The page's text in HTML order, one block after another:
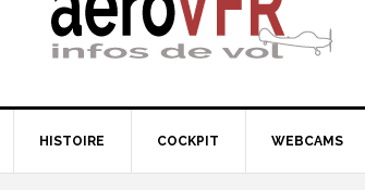
HISTOIRE COCKPIT WEBCAMS